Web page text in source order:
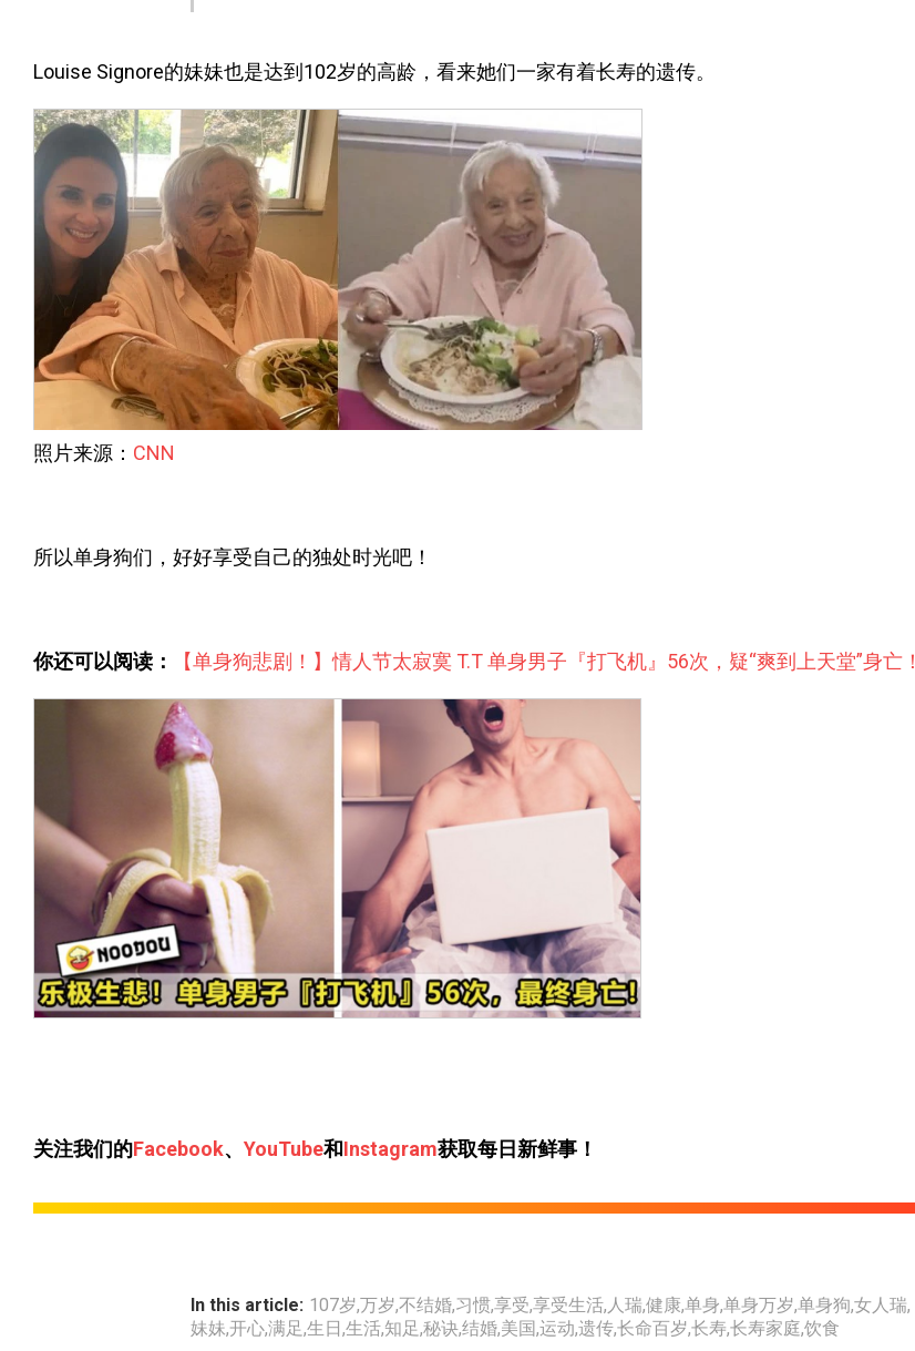
Louise Signore的妹妹也是达到102岁的高龄，看来她们一家有着长寿的遗传。
照片来源： CNN
所以单身狗们，好好享受自己的独处时光吧！
你还可以阅读： 【单身狗悲剧！】情人节太寂寞 T.T 单身男子『打飞机』56次，疑“爽到上天堂”身亡！
关注我们的Facebook、 YouTube和Instagram获取每日新鲜事！
In this article: 107岁,万岁,不结婚,习惯,享受,享受生活, 人瑞,健康,单身,单身万岁,单身狗,女人瑞,
妹妹,开心,满足,生日,生活,知足,秘诀,结婚,美国,运动,遗传,长命百岁,长寿,长寿家庭,饮食